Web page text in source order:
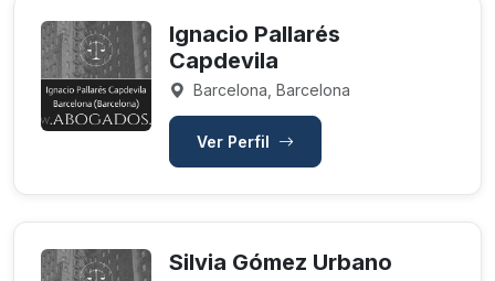
Ignacio Pallarés
Capdevila
Barcelona, Barcelona
Ver Perfil
Silvia Gómez Urbano